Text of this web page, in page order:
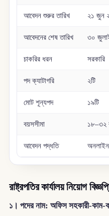
আবেদন শুরুর তারিখ ২১ জুন
আবেদনের শেষ তারিখ ৩০
চাকরির ধরন সরকারি
পদ ক্যাটাগরি ২টি
মোট শূন্যপদ ১৯টি
বয়সসীমা ১৮–৩২
আবেদন পদ্ধতি অনলাইন
রাষ্ট্রপতির কার্যালয় নিয়োগ
১। পদের নাম: অফিস সহকারী-কাম-